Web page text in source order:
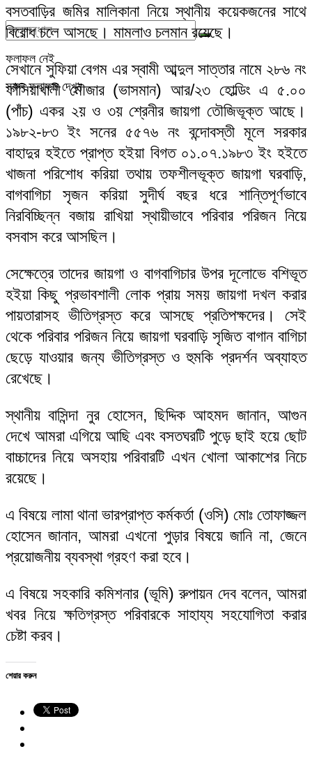
ফলাফল নেই
সকল ফলাফল দেখুন
বসতবাড়ির জমির মালিকানা নিয়ে স্থানীয় কয়েকজনের সাথে
বিরোধ চলে আসছে। মামলাও চলমান রয়েছে।
সেখানে সুফিয়া বেগম এর স্বামী আব্দুল সাত্তার নামে ২৮৬ নং
ফাঁসিয়াখালী মৌজার (ভাসমান) আর/২৩ হোল্ডিং এ ৫.০০
(পাঁচ) একর ২য় ও ৩য় শ্রেনীর জায়গা তৌজিভূক্ত আছে।
১৯৮২-৮৩ ইং সনের ৫৫৭৬ নং বন্দোবস্তী মূলে সরকার
বাহাদুর হইতে প্রাপ্ত হইয়া বিগত ০১.০৭.১৯৮৩ ইং হইতে
খাজনা পরিশোধ করিয়া তথায় তফশীলভূক্ত জায়গা ঘরবাড়ি,
বাগবাগিচা সৃজন করিয়া সুদীর্ঘ বছর ধরে শান্তিপূর্ণভাবে
নিরবিচ্ছিন্ন বজায় রাখিয়া স্থায়ীভাবে পরিবার পরিজন নিয়ে
বসবাস করে আসছিল।
সেক্ষেত্রে তাদের জায়গা ও বাগবাগিচার উপর দূলোভে বশিভূত
হইয়া কিছু প্রভাবশালী লোক প্রায় সময় জায়গা দখল করার
পায়তারাসহ ভীতিগ্রস্ত করে আসছে প্রতিপক্ষদের। সেই
থেকে পরিবার পরিজন নিয়ে জায়গা ঘরবাড়ি সৃজিত বাগান বাগিচা
ছেড়ে যাওয়ার জন্য ভীতিগ্রস্ত ও হুমকি প্রদর্শন অব্যাহত
রেখেছে।
স্থানীয় বাসিন্দা নুর হোসেন, ছিদ্দিক আহমদ জানান, আগুন
দেখে আমরা এগিয়ে আছি এবং বসতঘরটি পুড়ে ছাই হয়ে ছোট
বাচ্চাদের নিয়ে অসহায় পরিবারটি এখন খোলা আকাশের নিচে
রয়েছে।
এ বিষয়ে লামা থানা ভারপ্রাপ্ত কর্মকর্তা (ওসি) মোঃ তোফাজ্জল
হোসেন জানান, আমরা এখনো পুড়ার বিষয়ে জানি না, জেনে
প্রয়োজনীয় ব্যবস্থা গ্রহণ করা হবে।
এ বিষয়ে সহকারি কমিশনার (ভূমি) রুপায়ন দেব বলেন, আমরা
খবর নিয়ে ক্ষতিগ্রস্ত পরিবারকে সাহায্য সহযোগিতা করার
চেষ্টা করব।
শেয়ার করুন